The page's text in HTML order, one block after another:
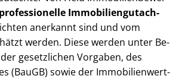
professionelle Im­mo­bi­li­en­gut­ach­
anerkannt sind und vom
werden. Diese werden unter Be­
gesetzlichen Vorgaben, des
(BauGB) sowie der Im­mo­bi­li­en­wert­